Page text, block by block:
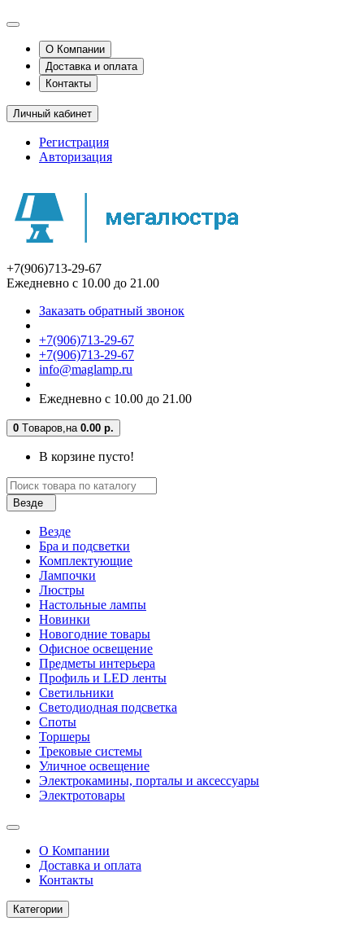
О Компании
Доставка и оплата
Контакты
Личный кабинет
Регистрация
Авторизация
+7(906)713-29-67
Ежедневно с 10.00 до 21.00
Заказать обратный звонок
+7(906)713-29-67
+7(906)713-29-67
info@maglamp.ru
Ежедневно с 10.00 до 21.00
0 Tоваров,на 0.00 р.
В корзине пусто!
Везде
Везде
Бра и подсветки
Комплектующие
Лампочки
Люстры
Настольные лампы
Новинки
Новогодние товары
Офисное освещение
Предметы интерьера
Профиль и LED ленты
Светильники
Светодиодная подсветка
Споты
Торшеры
Трековые системы
Уличное освещение
Электрокамины, порталы и аксессуары
Электротовары
О Компании
Доставка и оплата
Контакты
Категории